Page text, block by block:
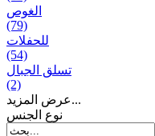
الغوص
(79)
للحفلات
(54)
تسلق الجبال
(2)
عرض المزيد...
نوع الجنس